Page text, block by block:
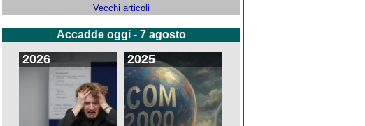
Vecchi articoli
Accadde oggi - 7 agosto
2026 2025